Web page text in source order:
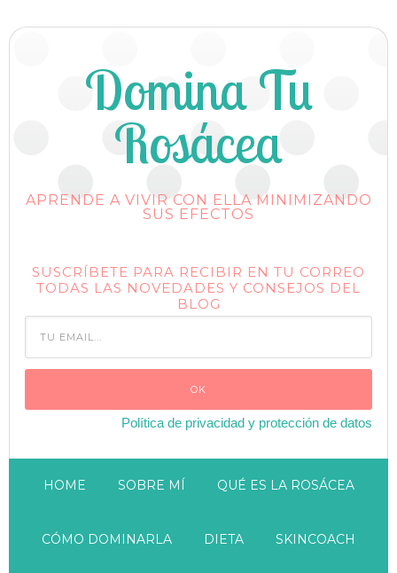
Domina Tu
Rosácea
APRENDE A VIVIR CON ELLA MINIMIZANDO
SUS EFECTOS
SUSCRÍBETE PARA RECIBIR EN TU CORREO
TODAS LAS NOVEDADES Y CONSEJOS DEL
BLOG
Política de privacidad y protección de datos
HOME SOBRE MÍ QUÉ ES LA ROSÁCEA
CÓMO DOMINARLA DIETA SKINCOACH